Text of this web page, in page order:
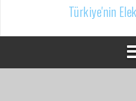
İzmir
Türkiye'nin